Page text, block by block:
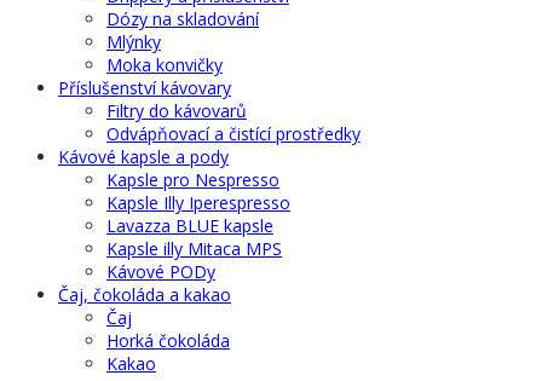
Dózy na skladování
Mlýnky
Moka konvičky
Příslušenství kávovary
Filtry do kávovarů
Odvápňovací a čistící prostředky
Kávové kapsle a pody
Kapsle pro Nespresso
Kapsle Illy Iperespresso
Lavazza BLUE kapsle
Kapsle illy Mitaca MPS
Kávové PODy
Čaj, čokoláda a kakao
Čaj
Horká čokoláda
Kakao